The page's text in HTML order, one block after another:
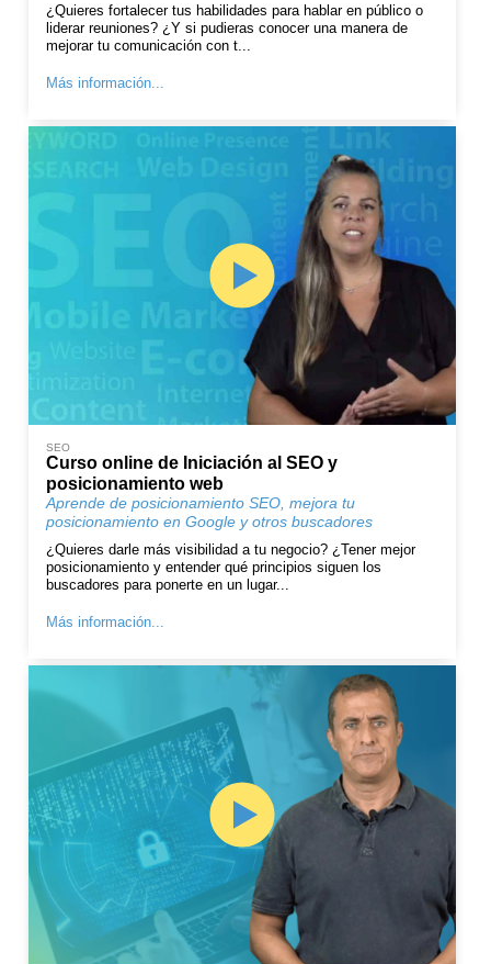
¿Quieres fortalecer tus habilidades para hablar en público o
liderar reuniones? ¿Y si pudieras conocer una manera de
mejorar tu comunicación con t...
Más información...
SEO
Curso online de Iniciación al SEO y
posicionamiento web
Aprende de posicionamiento SEO, mejora tu
posicionamiento en Google y otros buscadores
¿Quieres darle más visibilidad a tu negocio? ¿Tener mejor
posicionamiento y entender qué principios siguen los
buscadores para ponerte en un lugar...
Más información...